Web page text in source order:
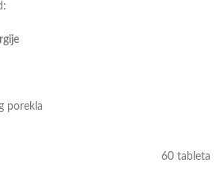
porekla
60 tableta